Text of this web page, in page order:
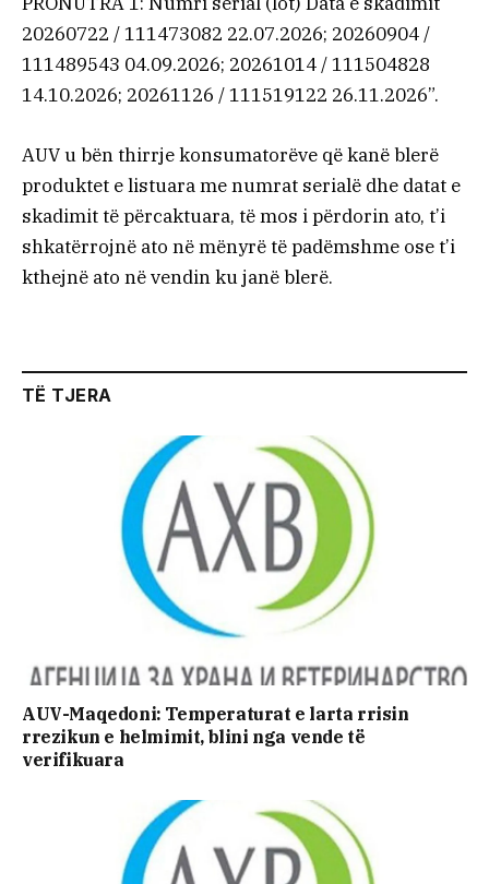
20260722 / 111473082 22.07.2026; 20260904 /
111489543 04.09.2026; 20261014 / 111504828
14.10.2026; 20261126 / 111519122 26.11.2026”.
AUV u bën thirrje konsumatorëve që kanë blerë
produktet e listuara me numrat serialë dhe datat e
skadimit të përcaktuara, të mos i përdorin ato, t’i
shkatërrojnë ato në mënyrë të padëmshme ose t’i
kthejnë ato në vendin ku janë blerë.
TË TJERA
AUV-Maqedoni: Temperaturat e larta rrisin
rrezikun e helmimit, blini nga vende të
verifikuara